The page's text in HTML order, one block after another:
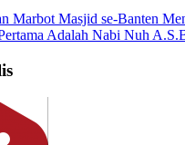
Marbot Masjid se-Banten
Adalah Nabi Nuh A.S.